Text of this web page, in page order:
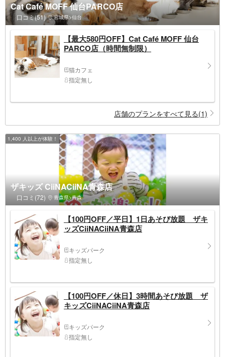
Cat Café MOFF 仙台PARCO店
口コミ(51) 宮城県>仙台
【最大580円OFF】Cat Café MOFF 仙台
PARCO店（時間無制限）
猫カフェ
指定無し
店舗のプランをすべて見る(1)
1,400 人以上が体験！
ザキッズ CiiNACiiNA青森店
口コミ(72) 青森県>青森
【100円OFF／平日】1日あそび放題 ザキ
ッズCiiNACiiNA青森店
キッズパーク
指定無し
【100円OFF／休日】3時間あそび放題 ザ
キッズCiiNACiiNA青森店
キッズパーク
指定無し